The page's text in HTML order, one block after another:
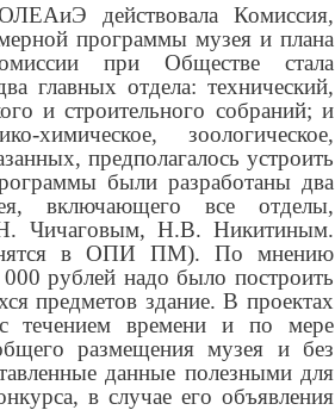
действовала Комиссия,
программы музея и плана
при Обществе стала
главных отдела: технический,
и строительного собраний; и
зоологическое,
предполагалось устроить
были разработаны два
включающего все отделы,
Чичаговым, Н.В. Никитиным.
в ОПИ ПМ). По мнению
000 рублей надо было построить
предметов здание. В проектах
течением времени и по мере
размещения музея и без
данные полезными для
в случае его объявления